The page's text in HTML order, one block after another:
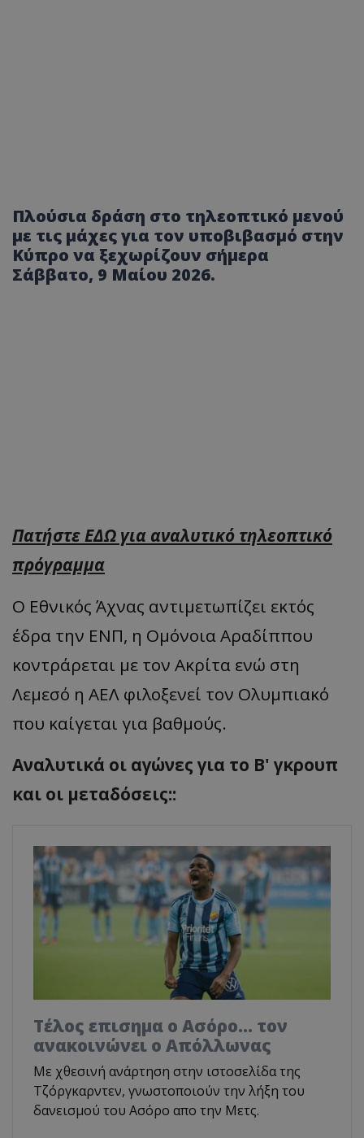
Πλούσια δράση στο τηλεοπτικό μενού
με τις μάχες για τον υποβιβασμό στην
Κύπρο να ξεχωρίζουν σήμερα
Σάββατο, 9 Μαίου 2026.
Πατήστε ΕΔΩ για αναλυτικό τηλεοπτικό
πρόγραμμα
Ο Εθνικός Άχνας αντιμετωπίζει εκτός
έδρα την ΕΝΠ, η Ομόνοια Αραδίππου
κοντράρεται με τον Ακρίτα ενώ στη
Λεμεσό η ΑΕΛ φιλοξενεί τον Ολυμπιακό
που καίγεται για βαθμούς.
Αναλυτικά οι αγώνες για το Β' γκρουπ
και οι μεταδόσεις::
Tέλος επισημα ο Ασόρο... τον
ανακοινώνει ο Απόλλωνας
Με χθεσινή ανάρτηση στην ιστοσελίδα της
Τζόργκαρντεν, γνωστοποιούν την λήξη του
δανεισμού του Ασόρο απο την Μετς.